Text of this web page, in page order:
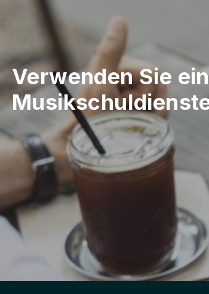
Verwenden Sie